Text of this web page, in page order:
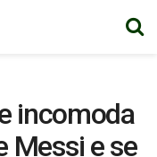
incomoda
Messi e se